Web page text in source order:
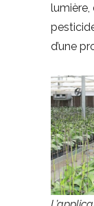
lumière,
d’une